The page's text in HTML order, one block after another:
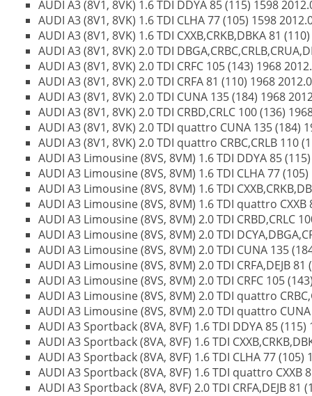
AUDI A3 (8V1, 8VK) 1.6 TDI DDYA 85 (115) 1598
AUDI A3 (8V1, 8VK) 1.6 TDI CLHA 77 (105) 1598
AUDI A3 (8V1, 8VK) 1.6 TDI CXXB,CRKB,DBKA 81
AUDI A3 (8V1, 8VK) 2.0 TDI
AUDI A3 (8V1, 8VK) 2.0 TDI CRFC 105 (143) 1968
AUDI A3 (8V1, 8VK) 2.0 TDI CRFA 81 (110) 1968
AUDI A3 (8V1, 8VK) 2.0 TDI CUNA 135 (184) 1968
AUDI A3 (8V1, 8VK) 2.0 TDI CRBD,CRLC 100 (136)
AUDI A3 (8V1, 8VK) 2.0 TDI quattro CUNA 135 (184)
AUDI A3 (8V1, 8VK) 2.0 TDI quattro CRBC,CRLB 110
AUDI A3 Limousine (8VS, 8VM) 1.6 TDI DDYA 85
AUDI A3 Limousine (8VS, 8VM) 1.6 TDI CLHA 77
AUDI A3 Limousine (8VS, 8VM) 1.6 TDI
AUDI A3 Limousine (8VS, 8VM) 1.6 TDI quattro CXXB
AUDI A3 Limousine (8VS, 8VM) 2.0 TDI CRBD,CRLC
AUDI A3 Limousine (8VS, 8VM) 2.0 TDI
AUDI A3 Limousine (8VS, 8VM) 2.0 TDI CUNA 135
AUDI A3 Limousine (8VS, 8VM) 2.0 TDI CRFA,DEJB
AUDI A3 Limousine (8VS, 8VM) 2.0 TDI CRFC 105
AUDI A3 Limousine (8VS, 8VM) 2.0 TDI quattro
AUDI A3 Limousine (8VS, 8VM) 2.0 TDI quattro
AUDI A3 Sportback (8VA, 8VF) 1.6 TDI DDYA 85 (115)
AUDI A3 Sportback (8VA, 8VF) 1.6 TDI
AUDI A3 Sportback (8VA, 8VF) 1.6 TDI CLHA 77 (105)
AUDI A3 Sportback (8VA, 8VF) 1.6 TDI quattro CXXB
AUDI A3 Sportback (8VA, 8VF) 2.0 TDI CRFA,DEJB 81